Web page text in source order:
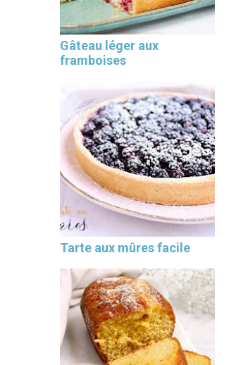
Gâteau léger aux
framboises
Tarte aux mûres facile
indispensables